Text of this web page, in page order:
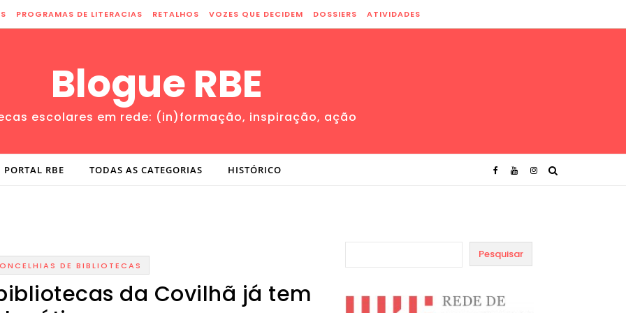
PROGRAMAS DE LITERACIAS RETALHOS VOZES QUE DECIDEM DOSSIERS ATIVIDADES
Blogue RBE
escolares em rede: (in)formação, inspiração, ação
PORTAL RBE TODAS AS CATEGORIAS HISTÓRICO
DE BIBLIOTECAS
da Covilhã já tem
Pesquisar